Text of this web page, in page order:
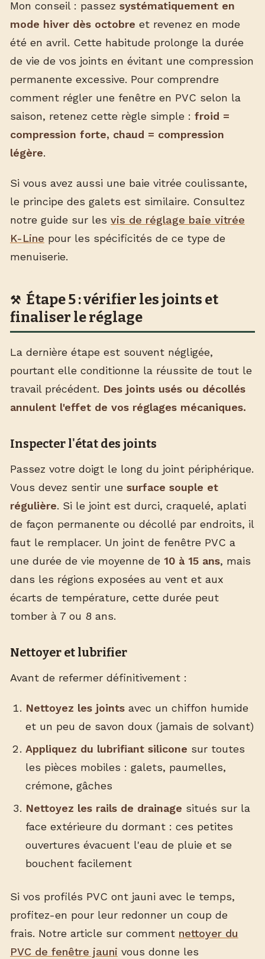
Mon conseil : passez systématiquement en
mode hiver dès octobre et revenez en mode
été en avril. Cette habitude prolonge la durée
de vie de vos joints en évitant une compression
permanente excessive. Pour comprendre
comment régler une fenêtre en PVC selon la
saison, retenez cette règle simple : froid =
compression forte, chaud = compression
légère.
Si vous avez aussi une baie vitrée coulissante,
le principe des galets est similaire. Consultez
notre guide sur les vis de réglage baie vitrée
K-Line pour les spécificités de ce type de
menuiserie.
Étape 5 : vérifier les joints et
finaliser le réglage
La dernière étape est souvent négligée,
pourtant elle conditionne la réussite de tout le
travail précédent. Des joints usés ou décollés
annulent l'effet de vos réglages mécaniques.
Inspecter l'état des joints
Passez votre doigt le long du joint périphérique.
Vous devez sentir une surface souple et
régulière. Si le joint est durci, craquelé, aplati
de façon permanente ou décollé par endroits, il
faut le remplacer. Un joint de fenêtre PVC a
une durée de vie moyenne de 10 à 15 ans, mais
dans les régions exposées au vent et aux
écarts de température, cette durée peut
tomber à 7 ou 8 ans.
Nettoyer et lubrifier
Avant de refermer définitivement :
Nettoyez les jointsavec un chiffon humide
et un peu de savon doux (jamais de solvant)
Appliquez du lubrifiant silicone sur toutes
les pièces mobiles : galets, paumelles,
crémone, gâches
Nettoyez les rails de drainage situés sur la
face extérieure du dormant : ces petites
ouvertures évacuent l'eau de pluie et se
bouchent facilement
Si vos profilés PVC ont jauni avec le temps,
profitez-en pour leur redonner un coup de
frais. Notre article sur comment nettoyer du
PVC de fenêtre jauni vous donne les